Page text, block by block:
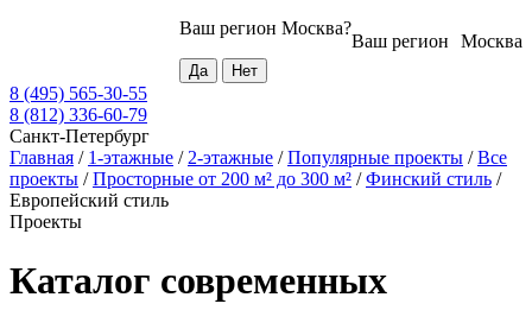
Москва
Ваш регион
Ваш регион Москва?
8 (495) 565-30-55
8 (812) 336-60-79
Санкт-Петербург
Главная / 1-этажные / 2-этажные /Популярные проекты /Все
проекты /Просторные от 200 м² до 300 м² /Финский стиль /
Европейский стиль
Проекты
Каталог современных